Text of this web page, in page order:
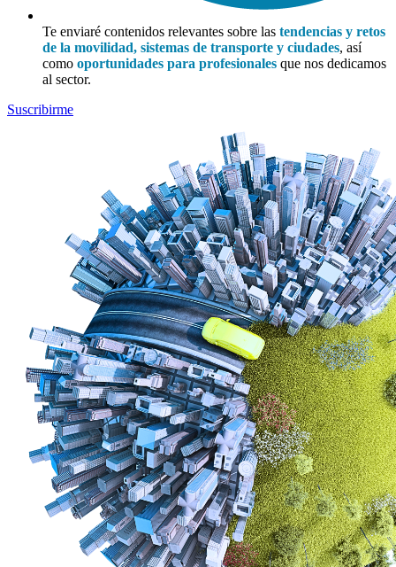
Te enviaré contenidos relevantes sobre las tendencias y retos
de la movilidad, sistemas de transporte y ciudades, así
como oportunidades para profesionales que nos dedicamos
al sector.
Suscribirme